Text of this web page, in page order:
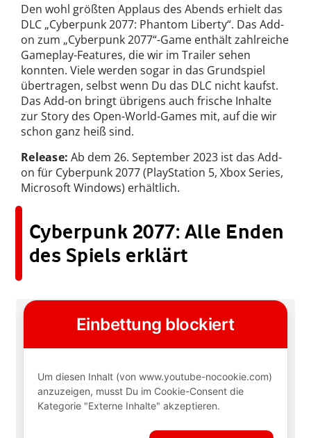
Den wohl größten Applaus des Abends erhielt das
DLC „Cyberpunk 2077: Phantom Liberty“. Das Add-
on zum „Cyberpunk 2077“-Game enthält zahlreiche
Gameplay-Features, die wir im Trailer sehen
konnten. Viele werden sogar in das Grundspiel
übertragen, selbst wenn Du das DLC nicht kaufst.
Das Add-on bringt übrigens auch frische Inhalte
zur Story des Open-World-Games mit, auf die wir
schon ganz heiß sind.
Release:Ab dem 26. September 2023 ist das Add-
on für Cyberpunk 2077 (PlayStation 5, Xbox Series,
Microsoft Windows) erhältlich.
Cyberpunk 2077: Alle Enden
des Spiels erklärt